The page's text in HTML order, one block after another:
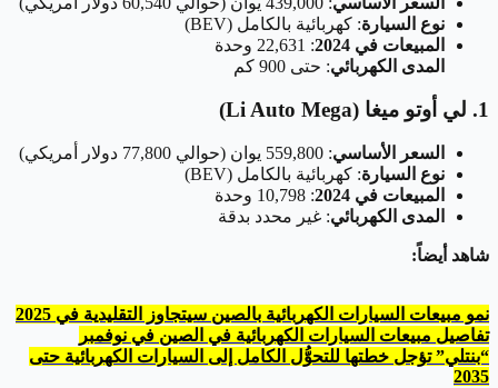
نوع السيارة: كهربائية بالكامل (BEV)
المبيعات في 2024
: 22,631 وحدة
المدى الكهربائي: حتى 900 كم
1. لي أوتو ميغا (Li Auto Mega)
السعر الأساسي: 559,800 يوان (حوالي 77,800 دولار أمريكي)
نوع السيارة: كهربائية بالكامل (BEV)
المبيعات في 2024
: 10,798 وحدة
المدى الكهربائي: غير محدد بدقة
شاهد أيضاً:
نمو مبيعات السيارات الكهربائية بالصين سيتجاوز التقليدية في 2025
تفاصيل مبيعات السيارات الكهربائية في الصين في نوفمبر
“بنتلي” تؤجل خطتها للتحوُّل الكامل إلى السيارات الكهربائية حتى
2035